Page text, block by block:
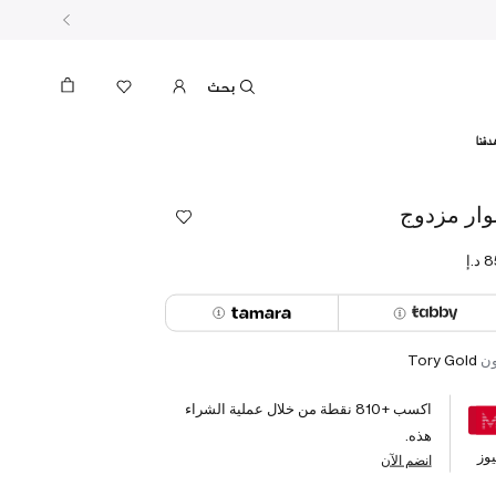
مزدوج
Tory Gold
اكسب +810 نقطة من خلال عملية الشراء
هذه.
انضم الآن